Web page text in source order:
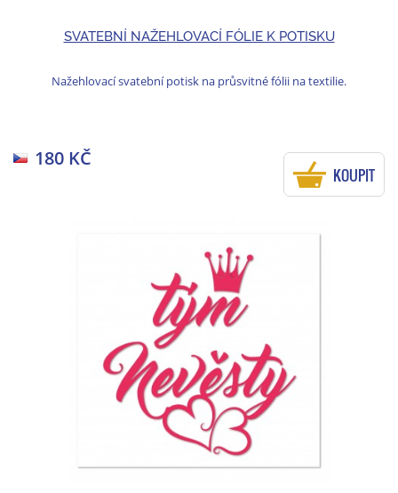
SVATEBNÍ NAŽEHLOVACÍ FÓLIE K POTISKU
Nažehlovací svatební potisk na průsvitné fólii na textilie.
180 KČ
KOUPIT